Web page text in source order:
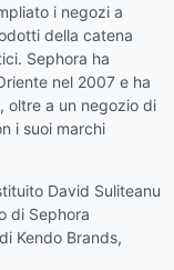
i negozi a
della catena
Sephora ha
nel 2007 e ha
oltre a un negozio di
i suoi marchi
David Suliteanu
di Sephora
Kendo Brands,